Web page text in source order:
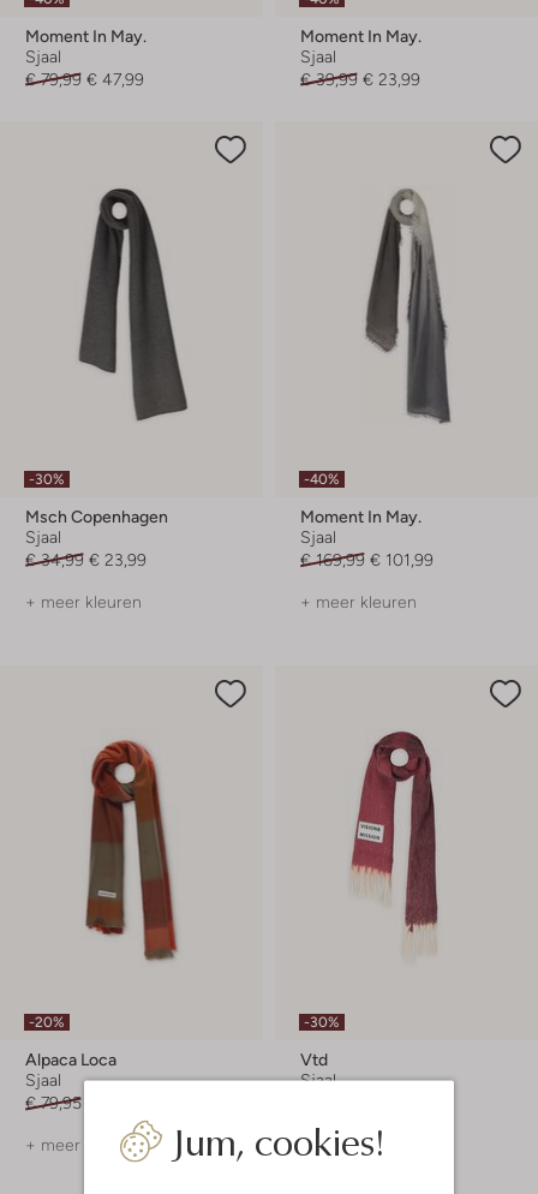
Jum, cookies!
Moment In May.
Sjaal
€ 79,99 € 47,99
Moment In May.
Sjaal
€ 39,99 € 23,99
-30%
Msch Copenhagen
Sjaal
€ 34,99 € 23,99
+ meer kleuren
-40%
Moment In May.
Sjaal
€ 169,99 € 101,99
+ meer kleuren
-20%
Alpaca Loca
Sjaal
€ 79,95
+ meer kleuren
-30%
Vtd
Sjaal
+ meer kleuren